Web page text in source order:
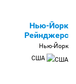
Нью-Йорк
Рейнджерс
Нью-Йорк
США